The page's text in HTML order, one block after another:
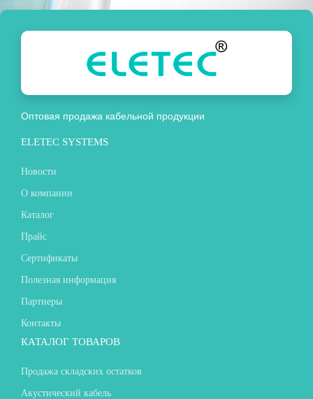
Оптовая продажа кабельной продукции
ELETEC SYSTEMS
Новости
О компании
Каталог
Прайс
Сертификаты
Полезная информация
Партнеры
Контакты
КАТАЛОГ ТОВАРОВ
Продажа складских остатков
Акустический кабель